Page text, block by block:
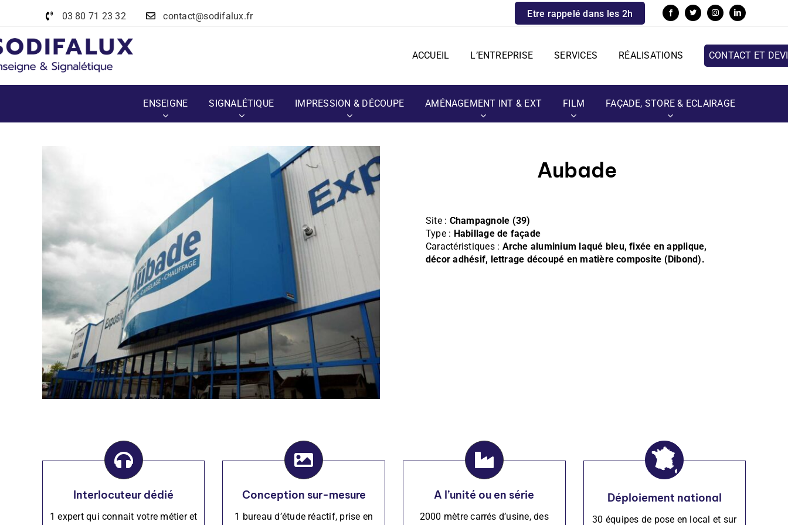
03 80 71 23 32 contact@sodifalux.fr Etre rappelé dans les 2h
ACCUEIL L’ENTREPRISE SERVICES RÉALISATIONS CONTACT ET
ENSEIGNE SIGNALÉTIQUE IMPRESSION & DÉCOUPE AMÉNAGEMENT INT & EXT FILM FAÇADE, STORE & ECLAIRAGE
Aubade
Site : Champagnole (39)
Type : Habillage de façade
Caractéristiques : Arche aluminium laqué bleu, fixée en applique,
décor adhésif, lettrage découpé en matière composite (Dibond).
Interlocuteur dédié
1 expert qui connait votre métier et
Conception sur-mesure
1 bureau d’étude réactif, prise en
A l’unité ou en série
2000 mètre carrés d’usine, des
Déploiement national
30 équipes de pose en local et sur